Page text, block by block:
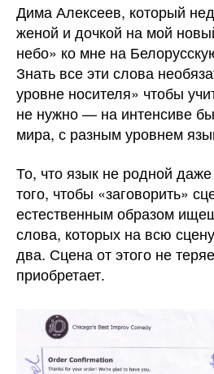
Дима Алексеев, который
женой и дочкой на мой
небо» ко мне на
Знать все эти слова
уровне носителя» чтобы
не нужно — на интенсиве
мира, с разным уровнем
То, что язык не родной
того, чтобы «заговорить»
естественным образом
слова, которых на всю
два. Сцена от этого не
приобретает.